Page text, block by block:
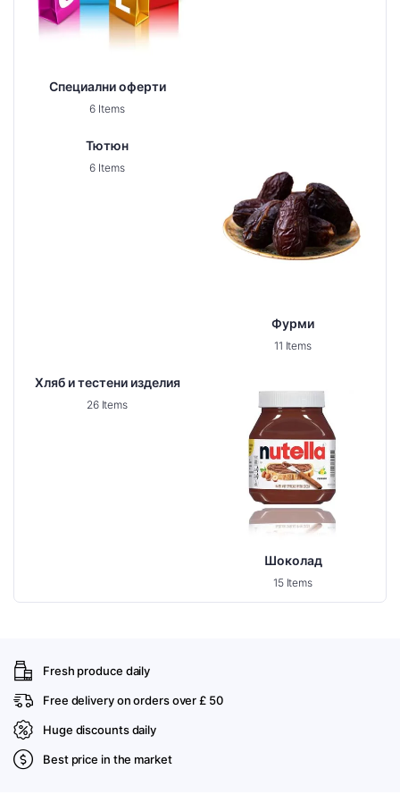
Специални оферти
6 Items
Тютюн
6 Items
Фурми
11 Items
Хляб и тестени изделия
26 Items
Шоколад
15 Items
Fresh produce daily
Free delivery on orders over £ 50
Huge discounts daily
Best price in the market